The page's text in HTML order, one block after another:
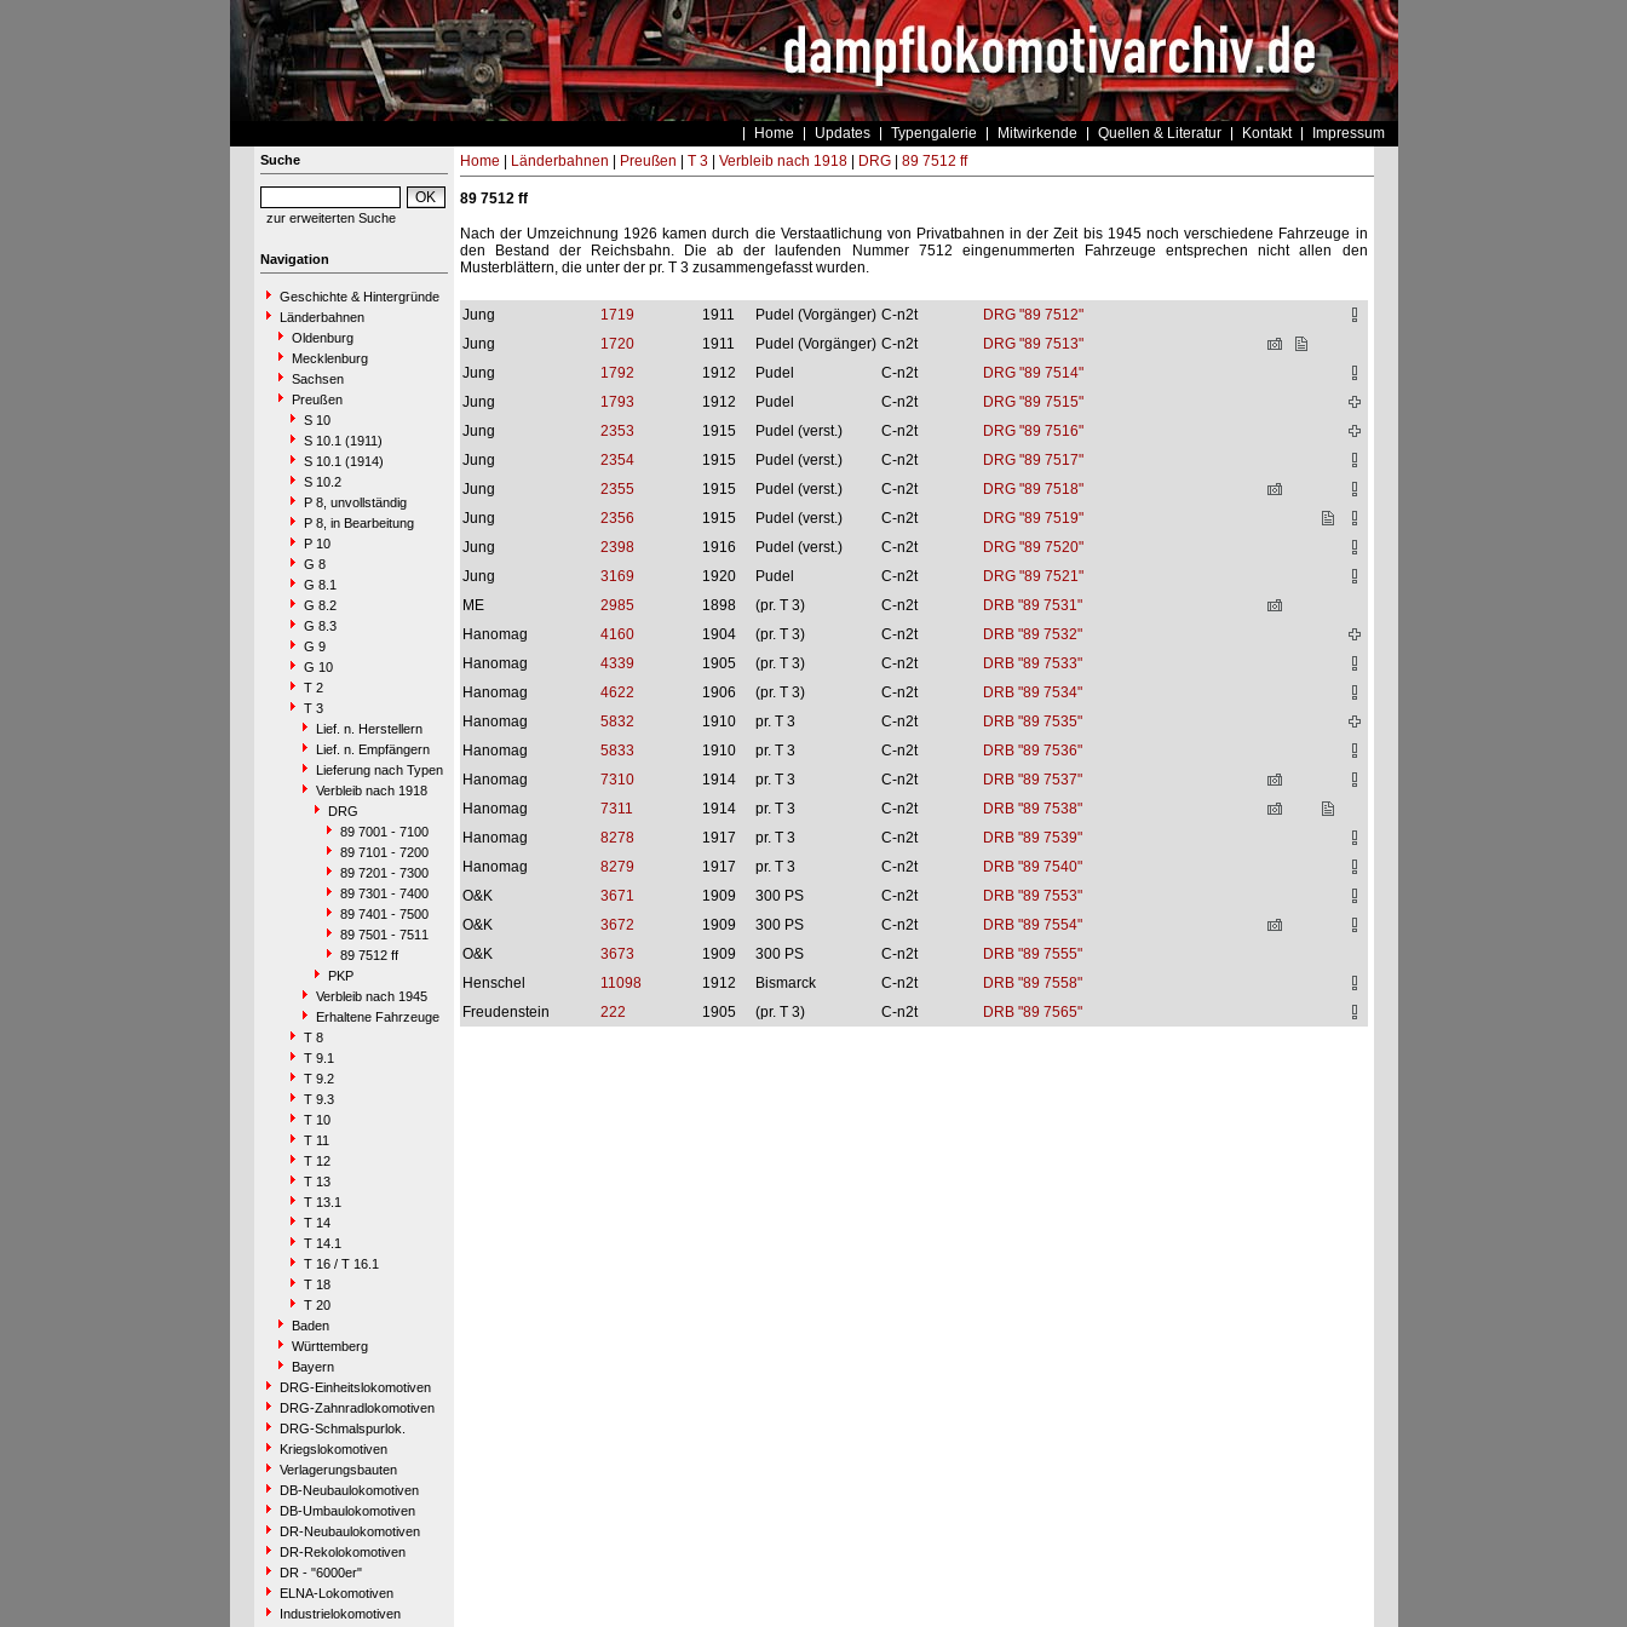
Home Updates Typengalerie Mitwirkende Quellen & Literatur Kontakt Impressum
Suche
zur erweiterten Suche
Navigation
Geschichte & Hintergründe
Länderbahnen
Oldenburg
Mecklenburg
Sachsen
Preußen
S 10
S 10.1 (1911)
S 10.1 (1914)
S 10.2
P 8, unvollständig
P 8, in Bearbeitung
P 10
G 8
G 8.1
G 8.2
G 8.3
G 9
G 10
T 2
T 3
Lief. n. Herstellern
Lief. n. Empfängern
Lieferung nach Typen
Verbleib nach 1918
DRG
89 7001 - 7100
89 7101 - 7200
89 7201 - 7300
89 7301 - 7400
89 7401 - 7500
89 7501 - 7511
89 7512 ff
PKP
Verbleib nach 1945
Erhaltene Fahrzeuge
T 8
T 9.1
T 9.2
T 9.3
T 10
T 11
T 12
T 13
T 13.1
T 14
T 14.1
T 16 / T 16.1
T 18
T 20
Baden
Württemberg
Bayern
DRG-Einheitslokomotiven
DRG-Zahnradlokomotiven
DRG-Schmalspurlok.
Kriegslokomotiven
Verlagerungsbauten
DB-Neubaulokomotiven
DB-Umbaulokomotiven
DR-Neubaulokomotiven
DR-Rekolokomotiven
DR - "6000er"
ELNA-Lokomotiven
Industrielokomotiven
Home Länderbahnen Preußen T 3| Verbleib nach 1918| DRG| 89 7512 ff
89 7512 ff
Nach der Umzeichnung 1926 kamen durch die Verstaatlichung von Privatbahnen in der Zeit bis 1945 noch verschiedene Fahrzeuge in
den Bestand der Reichsbahn. Die ab der laufenden Nummer 7512 eingenummerten Fahrzeuge entsprechen nicht allen den
Musterblättern, die unter der pr. T 3 zusammengefasst wurden.
Jung 1719 1911 Pudel (Vorgänger) C-n2t
DRG "89 7512"
Jung
1720 1911 Pudel (Vorgänger) C-n2t
DRG "89 7513"
Jung
1792 1912 Pudel C-n2t
DRG "89 7514"
Jung
1793 1912 Pudel C-n2t
DRG "89 7515"
Jung
2353 1915 Pudel (verst.) C-n2t
DRG "89 7516"
Jung
2354 1915 Pudel (verst.) C-n2t
DRG "89 7517"
Jung
2355 1915 Pudel (verst.) C-n2t
DRG "89 7518"
Jung
2356 1915 Pudel (verst.) C-n2t
DRG "89 7519"
Jung
2398 1916 Pudel (verst.) C-n2t
DRG "89 7520"
Jung
3169 1920 Pudel C-n2t
DRG "89 7521"
ME
2985 1898 (pr. T 3) C-n2t
DRB "89 7531"
Hanomag
4160 1904 (pr. T 3) C-n2t
DRB "89 7532"
Hanomag
4339 1905 (pr. T 3) C-n2t
DRB "89 7533"
Hanomag
4622 1906 (pr. T 3) C-n2t
DRB "89 7534"
Hanomag
5832 1910 pr. T 3 C-n2t
DRB "89 7535"
Hanomag
5833 1910 pr. T 3 C-n2t
DRB "89 7536"
Hanomag
7310 1914 pr. T 3 C-n2t
DRB "89 7537"
Hanomag
7311 1914 pr. T 3 C-n2t
DRB "89 7538"
Hanomag
8278 1917 pr. T 3 C-n2t
DRB "89 7539"
Hanomag
8279 1917 pr. T 3 C-n2t
DRB "89 7540"
O&K
3671 1909 300 PS C-n2t
DRB "89 7553"
O&K
3672 1909 300 PS C-n2t
DRB "89 7554"
O&K
3673 1909 300 PS C-n2t
DRB "89 7555"
Henschel
11098 1912 Bismarck C-n2t
DRB "89 7558"
Freudenstein
222 1905 (pr. T 3) C-n2t DRB "89 7565"